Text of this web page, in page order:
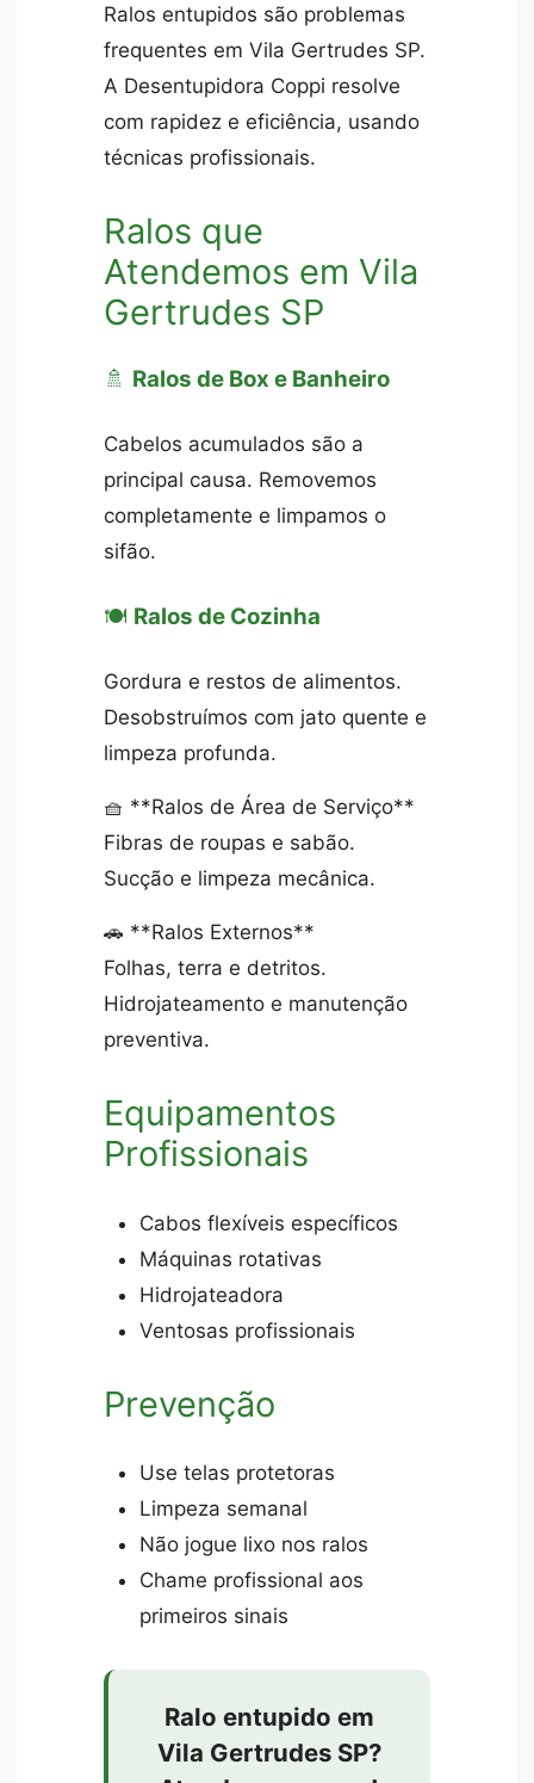
Ralos entupidos são problemas
frequentes em Vila Gertrudes SP.
A Desentupidora Coppi resolve
com rapidez e eficiência, usando
técnicas profissionais.
Ralos que
Atendemos em Vila
Gertrudes SP
🚿 Ralos de Box e Banheiro
Cabelos acumulados são a
principal causa. Removemos
completamente e limpamos o
sifão.
🍽️ Ralos de Cozinha
Gordura e restos de alimentos.
Desobstruímos com jato quente e
limpeza profunda.
🧺 **Ralos de Área de Serviço**
Fibras de roupas e sabão.
Sucção e limpeza mecânica.
🚗 **Ralos Externos**
Folhas, terra e detritos.
Hidrojateamento e manutenção
preventiva.
Equipamentos
Profissionais
Cabos flexíveis específicos
Máquinas rotativas
Hidrojateadora
Ventosas profissionais
Prevenção
Use telas protetoras
Limpeza semanal
Não jogue lixo nos ralos
Chame profissional aos
primeiros sinais
Ralo entupido em
Vila Gertrudes SP?